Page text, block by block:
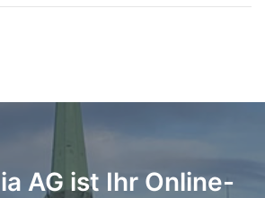
AG ist Ihr Online-